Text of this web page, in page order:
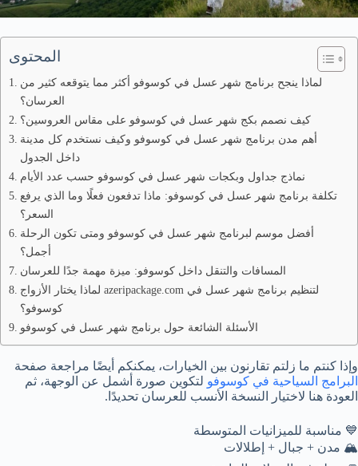
المحتوى
لماذا ينجح برنامج شهر عسل في كوسوفو أكثر مما يتوقعه كثير من
العرسان؟
كيف نصمم بكج شهر عسل في كوسوفو على مقاس العروسين؟
أهم مدن برنامج شهر عسل في كوسوفو وكيف نستخدم كل مدينة
داخل الجدول
نماذج جداول وبكجات شهر عسل في كوسوفو حسب عدد الأيام
تكلفة برنامج شهر عسل في كوسوفو: ماذا تدفعون فعلًا وما الذي يرفع
السعر؟
أفضل موسم لبرنامج شهر عسل في كوسوفو ومتى تكون الرحلة
أجمل؟
المسافات والتنقل داخل كوسوفو: ميزة مهمة جدًا للعرسان
لماذا يختار الأزواج azeripackage.com لتنظيم برنامج شهر عسل في
كوسوفو؟
الأسئلة الشائعة حول برنامج شهر عسل في كوسوفو
وإذا كنتم ما زلتم تقارنون بين الخيارات، يمكنكم أيضًا مراجعة صفحة
البرامج السياحية في كوسوفو لتكوين صورة أشمل عن الوجهة، ثم
العودة هنا لاختيار النسخة الأنسب للعرسان تحديدًا.
💙 مناسبة للميزانيات المتوسطة
🏔️ مدن + جبال + إطلالات